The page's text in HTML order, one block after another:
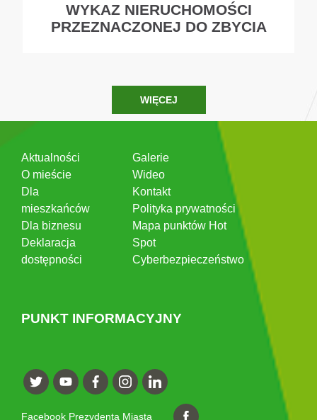
WYKAZ NIERUCHOMOŚCI
PRZEZNACZONEJ DO ZBYCIA
WIĘCEJ
Aktualności
O mieście
Dla
mieszkańców
Dla biznesu
Deklaracja
dostępności
Galerie
Wideo
Kontakt
Polityka prywatności
Mapa punktów Hot
Spot
Cyberbezpieczeństwo
PUNKT INFORMACYJNY
Facebook Prezydenta Miasta